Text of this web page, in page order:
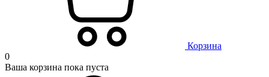
Корзина
0
Ваша корзина пока пуста